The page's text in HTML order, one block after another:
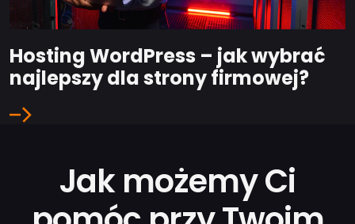
Hosting WordPress – jak wybrać
najlepszy dla strony firmowej?
Jak możemy Ci